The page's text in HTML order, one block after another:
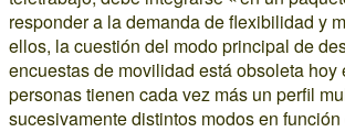
responder a la demanda de flexibilidad y
ellos, la cuestión del modo principal de
encuestas de movilidad está obsoleta hoy
personas tienen cada vez más un perfil
sucesivamente distintos modos en